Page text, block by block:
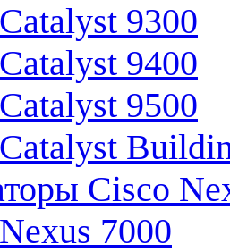
9300
9400
9500
Cisco
7000